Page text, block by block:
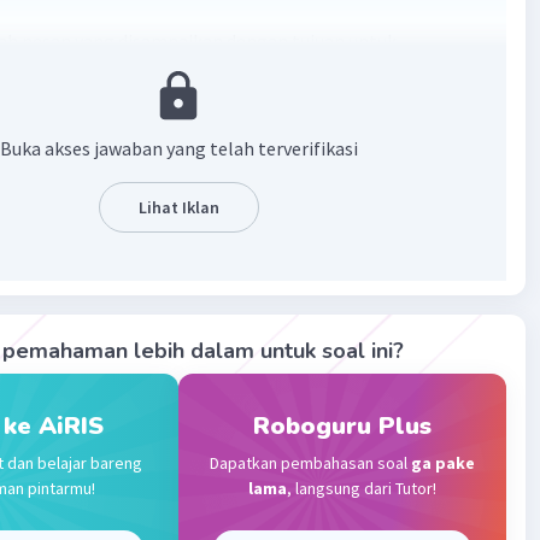
suatu produk kepada audiens.
Community Level 72
pesan yang disampaikan dengan tujuan untuk
suatu produk kepada audiens dengan platform
· 0.0 0
Buka akses jawaban yang telah terverifikasi
Lihat Iklan
lebih dalam untuk soal ini?
AiRIS
dan belajar bareng
pintarmu!
Roboguru Plus
Dapatkan pembahasan soal ga pake
lama, langsung dari Tutor!